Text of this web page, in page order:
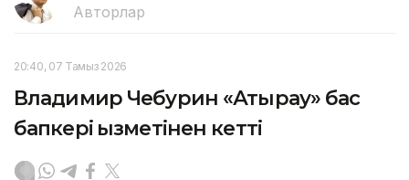
Авторлар
20:40, 07 Тамыз 2026
Владимир Чебурин «Атырау» бас
бапкері қызметінен кетті